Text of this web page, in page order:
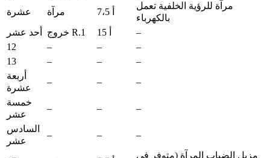
عشرة
مرآة
مرآة للرؤية الخلفية تعمل
بالكهرباء
أحد عشر
خروج R.1
–
12
– –
–
13
– –
–
أربعة
عشرة
– – –
خمسة
عشر
– – –
السادس
عشر
– – –
مزيل الضباب المرآة (متوفر في